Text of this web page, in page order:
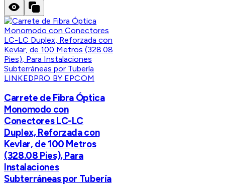
LINKEDPRO BY EPCOM
Carrete de Fibra Óptica
Monomodo con
Conectores LC-LC
Duplex, Reforzada con
Kevlar, de 100 Metros
(328.08 Pies), Para
Instalaciones
Subterráneas por Tubería